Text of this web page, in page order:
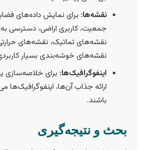
نقشه‌ها:برای نمایش داده‌های فضایی
جمعیت، کاربری اراضی، دسترسی به
نقشه‌های خوشه‌بندی بسیار کاربردی
اینفوگرافیک‌ها:برای خلاصه‌سازی
ارائه جذاب آن‌ها، اینفوگرافیک‌ها
باشند.
و نتیجه‌گیری